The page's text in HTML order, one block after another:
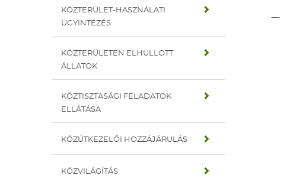
KÖZTERÜLET-HASZNÁLATI
ÜGYINTÉZÉS
KÖZTERÜLETEN ELHULLOTT
ÁLLATOK
KÖZTISZTASÁGI FELADATOK
ELLÁTÁSA
KÖZÚTKEZELŐI HOZZÁJÁRULÁS
KÖZVILÁGÍTÁS
—